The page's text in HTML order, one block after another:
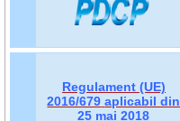
Regulament (UE)
2016/679 aplicabil din
25 mai 2018